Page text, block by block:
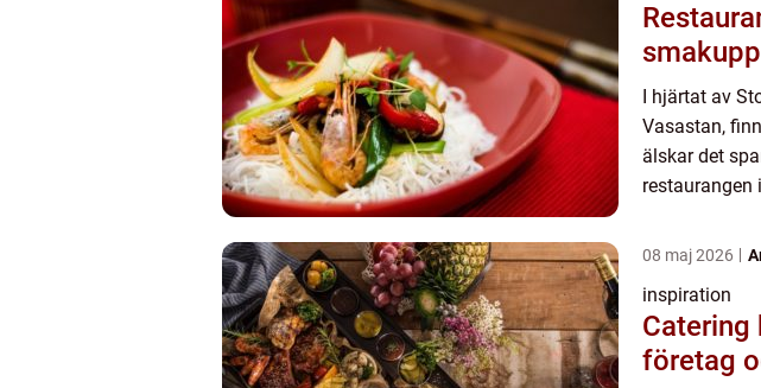
Restaurang
I hjärtat av
Vasastan,
älskar det
restaurangen
08 maj 2026
inspiration
företag